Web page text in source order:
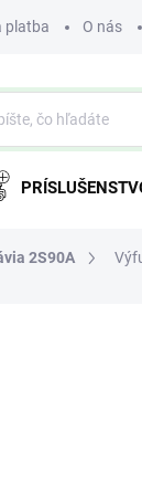
platba O nás
2S90A